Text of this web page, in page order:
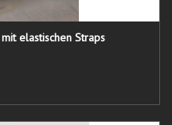
elastischen Straps